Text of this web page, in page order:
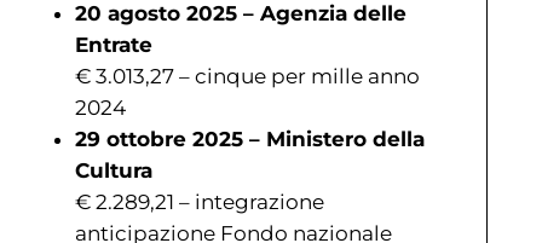
20 agosto 2025 – Agenzia delle
Entrate
€ 3.013,27 – cinque per mille anno
2024
29 ottobre 2025 – Ministero della
Cultura
€ 2.289,21 – integrazione
anticipazione Fondo nazionale